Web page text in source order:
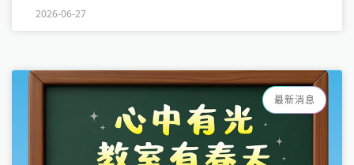
2026-06-27
最新消息